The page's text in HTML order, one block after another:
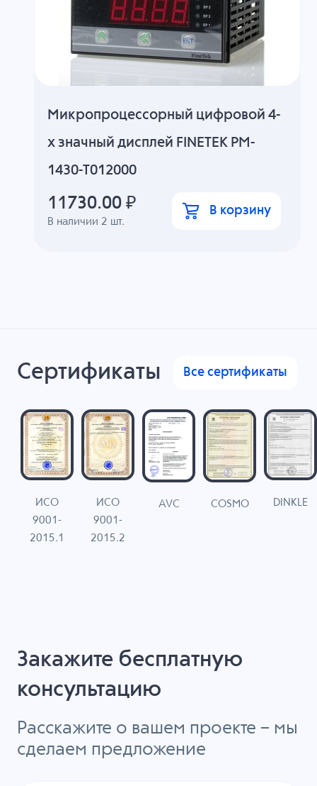
Микропроцессорный цифровой 4-
х значный дисплей FINETEK PM-
1430-T012000
В наличии 2 шт.
11730.00 ₽ В корзину
Сертификаты Все сертификаты
ИСО
9001-
2015.1
ИСО
9001-
2015.2
AVC COSMO DINKLE
Закажите бесплатную
консультацию
Расскажите о вашем проекте – мы
сделаем предложение